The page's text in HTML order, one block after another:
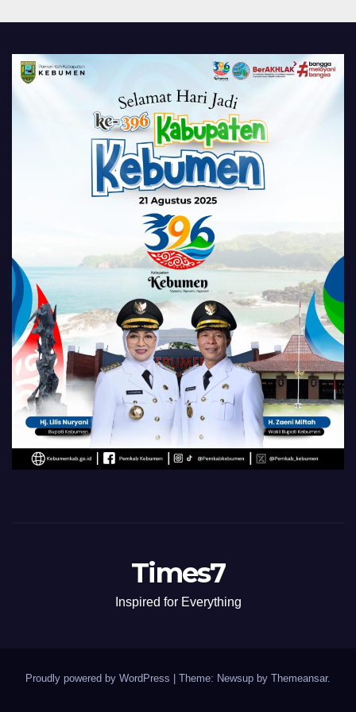
Times7
Inspired for Everything
Proudly powered by WordPress | Theme: Newsup by Themeansar.